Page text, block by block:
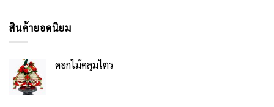
สินค้ายอดนิยม
ดอกไม้คลุมไตร